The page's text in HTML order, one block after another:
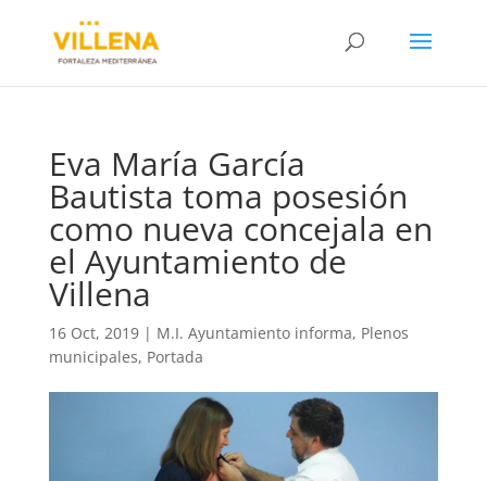
Eva María García
Bautista toma posesión
como nueva concejala en
el Ayuntamiento de
Villena
16 Oct, 2019| M.I. Ayuntamiento informa, Plenos
municipales, Portada